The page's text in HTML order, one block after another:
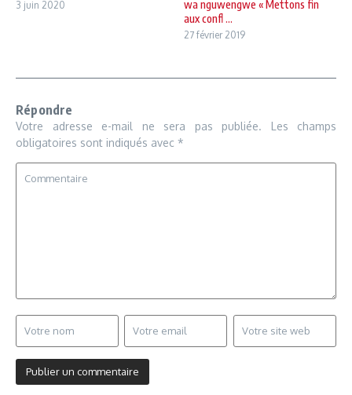
3 juin 2020
wa nguwengwe « Mettons fin
aux confl ...
27 février 2019
Répondre
Votre adresse e-mail ne sera pas publiée.
Les champs
obligatoires sont indiqués avec *